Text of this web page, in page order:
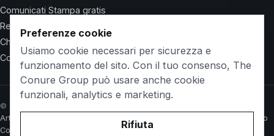
Comunicati Stampa gratis
Regolamento
Chi Siamo
Contatti
© 2026 Wet Life News · The Conure Group
Article Marketing Italia
Chi Siamo
Contatti
Preferenze cookie
Usiamo cookie necessari per sicurezza e
funzionamento del sito. Con il tuo consenso, The
Conure Group può usare anche cookie
funzionali, analytics e marketing.
Rifiuta